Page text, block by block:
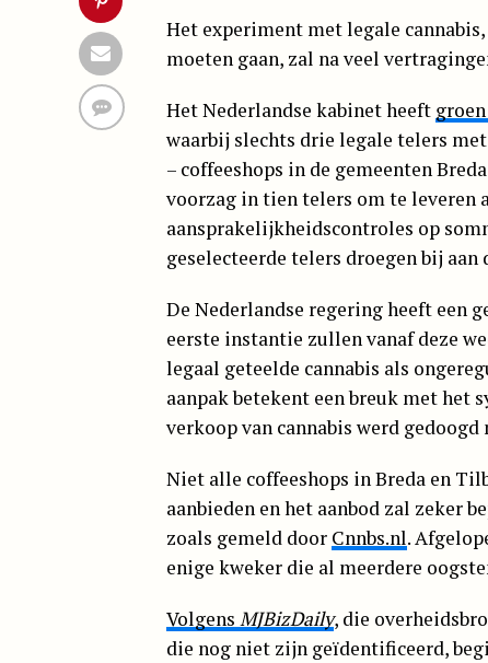
Het experiment met legale
moeten gaan, zal na veel
Het Nederlandse kabinet heeft
waarbij slechts drie legale telers
– coffeeshops in de gemeenten
voorzag in tien telers om te leveren
aansprakelijkheidscontroles op
geselecteerde telers droegen bij aan
De Nederlandse regering heeft een
eerste instantie zullen vanaf deze
legaal geteelde cannabis als
aanpak betekent een breuk met het
verkoop van cannabis werd
Niet alle coffeeshops in Breda en
aanbieden en het aanbod zal zeker
zoals gemeld door Cnnbs.nl.
enige kweker die al meerdere
Volgens MJBizDaily, die
die nog niet zijn geïdentificeerd,